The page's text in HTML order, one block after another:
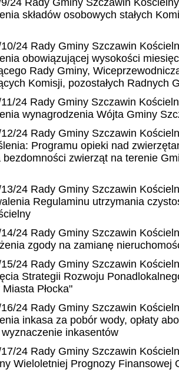
9/24 Rady Gminy Szczawin
składów osobowych stałych
10/24 Rady Gminy Szczawin
obowiązującej wysokości
Rady Gminy,
Komisji, pozostałych Radnych
11/24 Rady Gminy Szczawin
wynagrodzenia Wójta Gminy
12/24 Rady Gminy Szczawin
Programu opieki nad
bezdomności zwierząt na terenie
13/24 Rady Gminy Szczawin
Regulaminu utrzymania
14/24 Rady Gminy Szczawin
zgody na zamianę
15/24 Rady Gminy Szczawin
Strategii Rozwoju
Płocka"
16/24 Rady Gminy Szczawin
inkasa za pobór wody, opłaty
inkasentów
17/24 Rady Gminy Szczawin
Wieloletniej Prognozy Finansowej